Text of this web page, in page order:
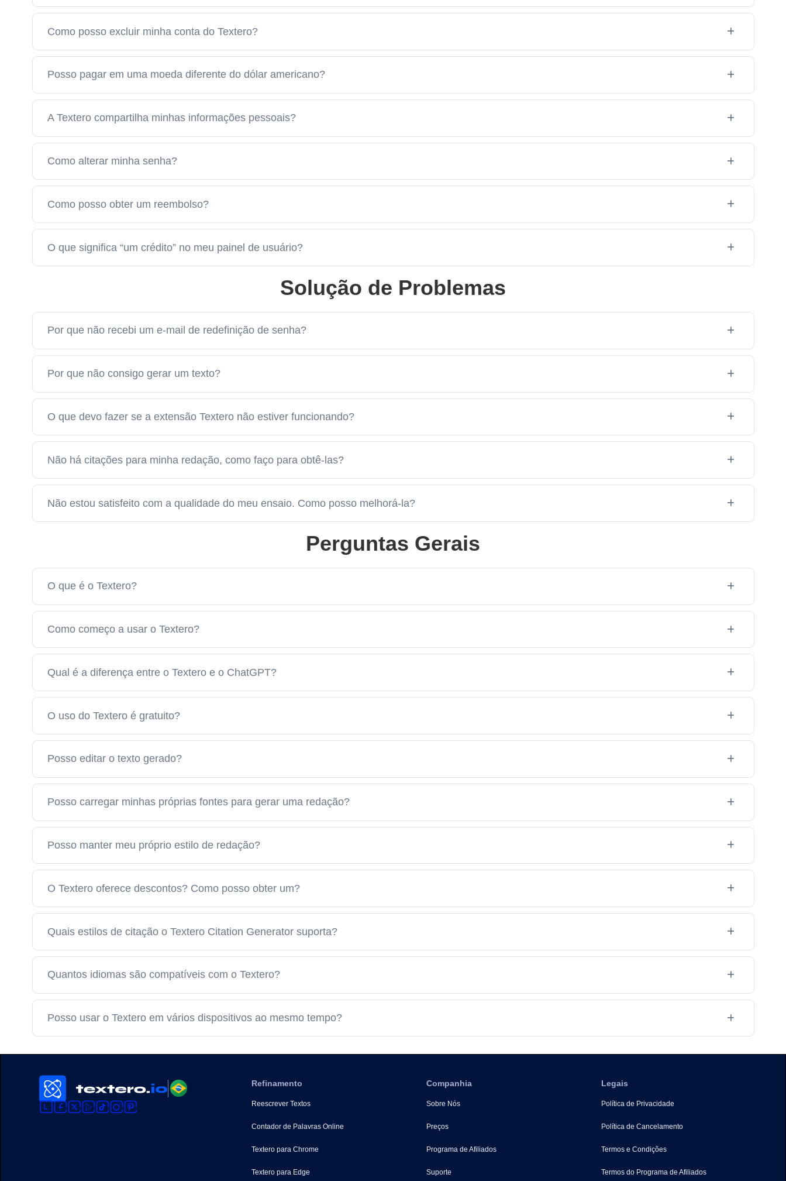
Como posso excluir minha conta do Textero?
Posso pagar em uma moeda diferente do dólar americano?
A Textero compartilha minhas informações pessoais?
Como alterar minha senha?
Como posso obter um reembolso?
O que significa “um crédito” no meu painel de usuário?
Solução de Problemas
Por que não recebi um e-mail de redefinição de senha?
Por que não consigo gerar um texto?
O que devo fazer se a extensão Textero não estiver funcionando?
Não há citações para minha redação, como faço para obtê-las?
Não estou satisfeito com a qualidade do meu ensaio. Como posso melhorá-la?
Perguntas Gerais
O que é o Textero?
Como começo a usar o Textero?
Qual é a diferença entre o Textero e o ChatGPT?
O uso do Textero é gratuito?
Posso editar o texto gerado?
Posso carregar minhas próprias fontes para gerar uma redação?
Posso manter meu próprio estilo de redação?
O Textero oferece descontos? Como posso obter um?
Quais estilos de citação o Textero Citation Generator suporta?
Quantos idiomas são compatíveis com o Textero?
Posso usar o Textero em vários dispositivos ao mesmo tempo?
Refinamento
Reescrever Textos
Contador de Palavras Online
Textero para Chrome
Textero para Edge
Companhia
Sobre Nós
Preços
Programa de Afiliados
Suporte
Legais
Política de Privacidade
Política de Cancelamento
Termos e Сondições
Termos do Programa de Afiliados